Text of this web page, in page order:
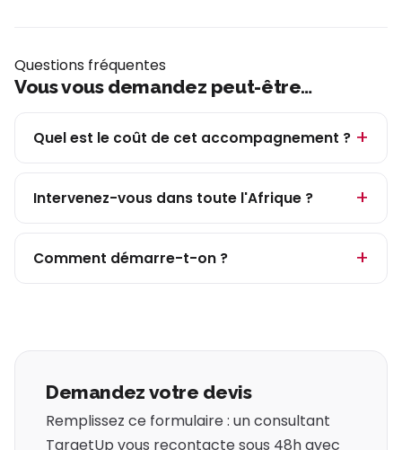
Questions fréquentes
Vous vous demandez peut-être…
Quel est le coût de cet accompagnement ?
Intervenez-vous dans toute l'Afrique ?
Comment démarre-t-on ?
Demandez votre devis
Remplissez ce formulaire : un consultant
TargetUp vous recontacte sous 48h avec